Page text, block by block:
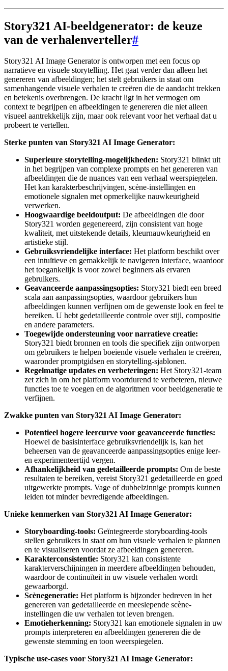
Story321 AI-beeldgenerator: de keuze
van de verhalenverteller#
Story321 AI Image Generator is ontworpen met een focus op
narratieve en visuele storytelling. Het gaat verder dan alleen het
genereren van afbeeldingen; het stelt gebruikers in staat om
samenhangende visuele verhalen te creëren die de aandacht trekken
en betekenis overbrengen. De kracht ligt in het vermogen om
context te begrijpen en afbeeldingen te genereren die niet alleen
visueel aantrekkelijk zijn, maar ook relevant voor het verhaal dat u
probeert te vertellen.
Sterke punten van Story321 AI Image Generator:
Superieure storytelling-mogelijkheden: Story321 blinkt uit
in het begrijpen van complexe prompts en het genereren van
afbeeldingen die de nuances van een verhaal weerspiegelen.
Het kan karakterbeschrijvingen, scène-instellingen en
emotionele signalen met opmerkelijke nauwkeurigheid
verwerken.
Hoogwaardige beeldoutput: De afbeeldingen die door
Story321 worden gegenereerd, zijn consistent van hoge
kwaliteit, met uitstekende details, kleurnauwkeurigheid en
artistieke stijl.
Gebruiksvriendelijke interface: Het platform beschikt over
een intuïtieve en gemakkelijk te navigeren interface, waardoor
het toegankelijk is voor zowel beginners als ervaren
gebruikers.
Geavanceerde aanpassingsopties: Story321 biedt een breed
scala aan aanpassingsopties, waardoor gebruikers hun
afbeeldingen kunnen verfijnen om de gewenste look en feel te
bereiken. U hebt gedetailleerde controle over stijl, compositie
en andere parameters.
Toegewijde ondersteuning voor narratieve creatie:
Story321 biedt bronnen en tools die specifiek zijn ontworpen
om gebruikers te helpen boeiende visuele verhalen te creëren,
waaronder promptgidsen en storytelling-sjablonen.
Regelmatige updates en verbeteringen: Het Story321-team
zet zich in om het platform voortdurend te verbeteren, nieuwe
functies toe te voegen en de algoritmen voor beeldgeneratie te
verfijnen.
Zwakke punten van Story321 AI Image Generator:
Potentieel hogere leercurve voor geavanceerde functies:
Hoewel de basisinterface gebruiksvriendelijk is, kan het
beheersen van de geavanceerde aanpassingsopties enige leer-
en experimenteertijd vergen.
Afhankelijkheid van gedetailleerde prompts: Om de beste
resultaten te bereiken, vereist Story321 gedetailleerde en goed
uitgewerkte prompts. Vage of dubbelzinnige prompts kunnen
leiden tot minder bevredigende afbeeldingen.
Unieke kenmerken van Story321 AI Image Generator:
Storyboarding-tools: Geïntegreerde storyboarding-tools
stellen gebruikers in staat om hun visuele verhalen te plannen
en te visualiseren voordat ze afbeeldingen genereren.
Karakterconsistentie: Story321 kan consistente
karakterverschijningen in meerdere afbeeldingen behouden,
waardoor de continuïteit in uw visuele verhalen wordt
gewaarborgd.
Scènegeneratie: Het platform is bijzonder bedreven in het
genereren van gedetailleerde en meeslepende scène-
instellingen die uw verhalen tot leven brengen.
Emotieherkenning: Story321 kan emotionele signalen in uw
prompts interpreteren en afbeeldingen genereren die de
gewenste stemming en toon weerspiegelen.
Typische use-cases voor Story321 AI Image Generator: